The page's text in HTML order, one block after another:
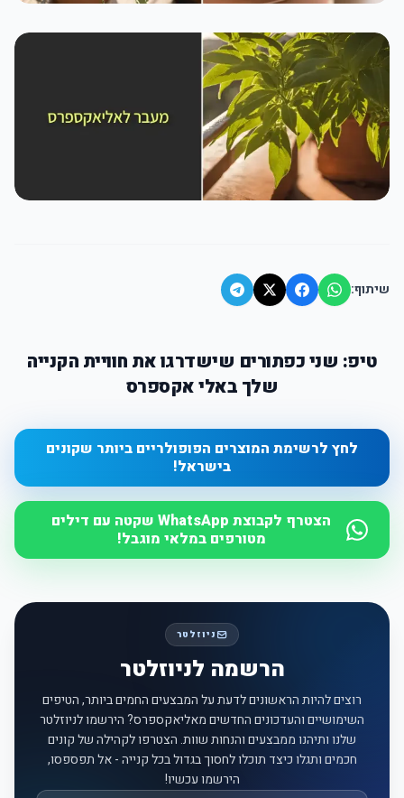
שיתוף:
טיפ: שני כפתורים שישדרגו את חוויית הקנייה
שלך באלי אקספרס
לחץ לרשימת המוצרים הפופולריים ביותר שקונים
בישראל!
הצטרף לקבוצת WhatsApp שקטה עם דילים
מטורפים במלאי מוגבל!
ניוזלטר
הרשמה לניוזלטר
רוצים להיות הראשונים לדעת על המבצעים החמים ביותר, הטיפים
השימושיים והעדכונים החדשים מאליאקספרס? הירשמו לניוזלטר
שלנו ותיהנו ממבצעים והנחות שוות. הצטרפו לקהילה של קונים
חכמים ותגלו כיצד תוכלו לחסוך בגדול בכל קנייה - אל תפספסו,
הירשמו עכשיו!